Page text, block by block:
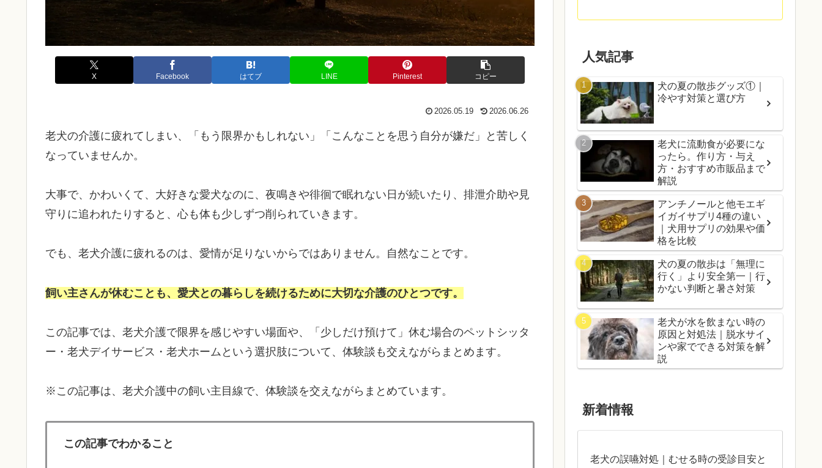
X Facebook はてブ LINE Pinterest コピー
2026.05.19 2026.06.26
老犬の介護に疲れてしまい、「もう限界かもしれない」「こんなことを思う自分が嫌だ」と苦しく
なっていませんか。
大事で、かわいくて、大好きな愛犬なのに、夜鳴きや徘徊で眠れない日が続いたり、排泄介助や見
守りに追われたりすると、心も体も少しずつ削られていきます。
でも、老犬介護に疲れるのは、愛情が足りないからではありません。自然なことです。
飼い主さんが休むことも、愛犬との暮らしを続けるために大切な介護のひとつです。
この記事では、老犬介護で限界を感じやすい場面や、「少しだけ預けて」休む場合のペットシッタ
ー・老犬デイサービス・老犬ホームという選択肢について、体験談も交えながらまとめます。
※この記事は、老犬介護中の飼い主目線で、体験談を交えながらまとめています。
この記事でわかること
人気記事
犬の夏の散歩グッズ①｜
冷やす対策と選び方
老犬に流動食が必要にな
ったら。作り方・与え
方・おすすめ市販品まで
解説
アンチノールと他モエギ
イガイサプリ4種の違い
｜犬用サプリの効果や価
格を比較
犬の夏の散歩は「無理に
行く」より安全第一｜行
かない判断と暑さ対策
老犬が水を飲まない時の
原因と対処法｜脱水サイ
ンや家でできる対策を解
説
新着情報
老犬の誤嚥対処｜むせる時の受診目安と